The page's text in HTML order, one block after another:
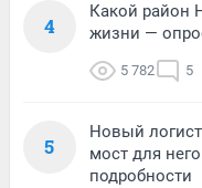
4
Какой район
жизни —
5 782 5
5
Новый
мост для
подробности